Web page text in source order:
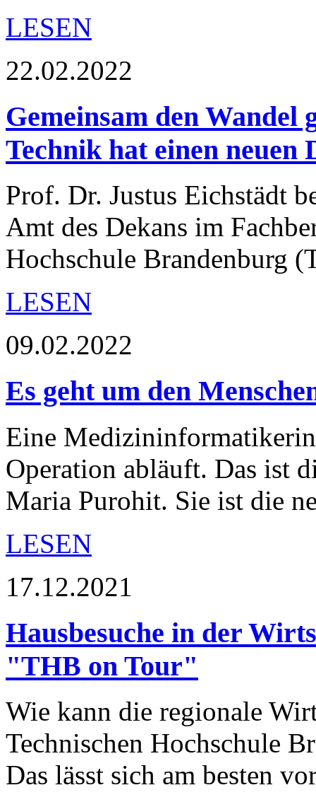
LESEN
22.02.2022
Gemeinsam den Wandel
Technik hat einen neuen
Prof. Dr. Justus Eichstädt
Amt des Dekans im
Hochschule Brandenburg
LESEN
09.02.2022
Es geht um den
Eine
Operation abläuft. Das ist
Maria Purohit. Sie ist die
LESEN
17.12.2021
Hausbesuche in der
"THB on Tour"
Wie kann die regionale
Technischen Hochschule
Das lässt sich am besten